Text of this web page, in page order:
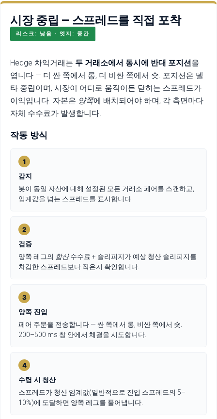
시장 중립 — 스프레드를 직접 포착
리스크: 낮음 · 엣지: 중간
Hedge 차익거래는 두 거래소에서 동시에 반대 포지션을
엽니다 — 더 싼 쪽에서 롱, 더 비싼 쪽에서 숏. 포지션은 델
타 중립이며, 시장이 어디로 움직이든 닫히는 스프레드가
이익입니다. 자본은 양쪽에 배치되어야 하며, 각 측면마다
자체 수수료가 발생합니다.
작동 방식
1
감지
봇이 동일 자산에 대해 설정된 모든 거래소 페어를 스캔하고,
임계값을 넘는 스프레드를 표시합니다.
2
검증
양쪽 레그의 합산수수료 + 슬리피지가 예상 청산 슬리피지를
차감한 스프레드보다 작은지 확인합니다.
3
양쪽 진입
페어 주문을 전송합니다 — 싼 쪽에서 롱, 비싼 쪽에서 숏.
200–500 ms 창 안에서 체결을 시도합니다.
4
수렴 시 청산
스프레드가 청산 임계값(일반적으로 진입 스프레드의 5–
10%)에 도달하면 양쪽 레그를 풀어냅니다.